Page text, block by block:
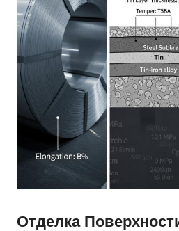
Отделка